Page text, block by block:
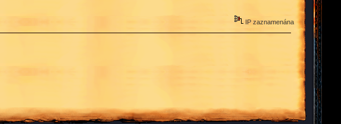
IP zaznamenána